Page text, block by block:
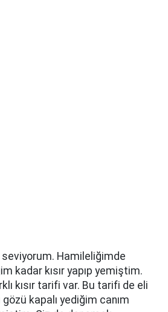
seviyorum. Hamileliğimde
kadar kısır yapıp yemiştim.
kısır tarifi var. Bu tarifi de eli
gözü kapalı yediğim canım